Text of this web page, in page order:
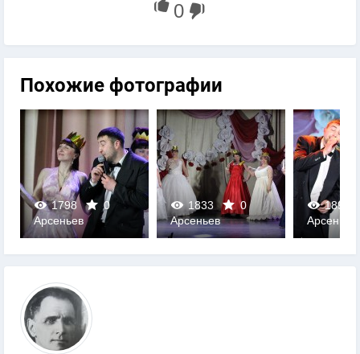
Похожие фотографии
1798
0
0
Арсеньев
1833
0
0
Арсеньев
1898
0
Арсеньев